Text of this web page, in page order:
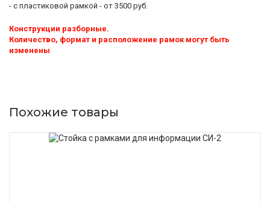
- с пластиковой рамкой - от 3500 руб.
Конструкции разборные.
Количество, формат и расположение рамок могут быть
изменены
Похожие товары